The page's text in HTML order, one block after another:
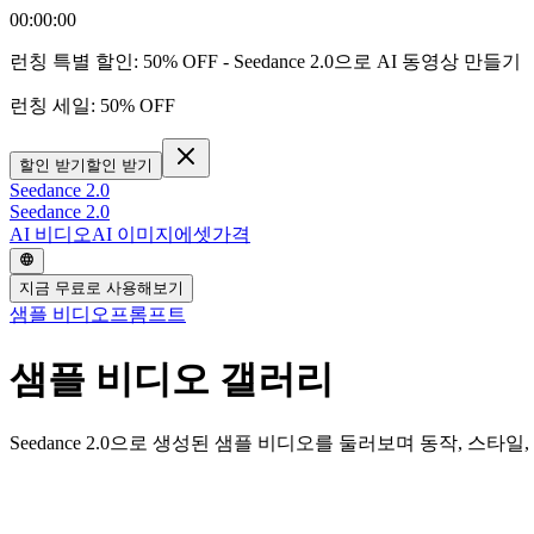
00:00:00
런칭 특별 할인: 50% OFF - Seedance 2.0으로 AI 동영상 만들기
런칭 세일: 50% OFF
할인 받기 할인 받기
Seedance 2.0
Seedance 2.0
AI 비디오AI 이미지 에셋가격
지금 무료로 사용해보기
샘플 비디오 프롬프트
샘플 비디오 갤러리
Seedance 2.0으로 생성된 샘플 비디오를 둘러보며 동작, 스타